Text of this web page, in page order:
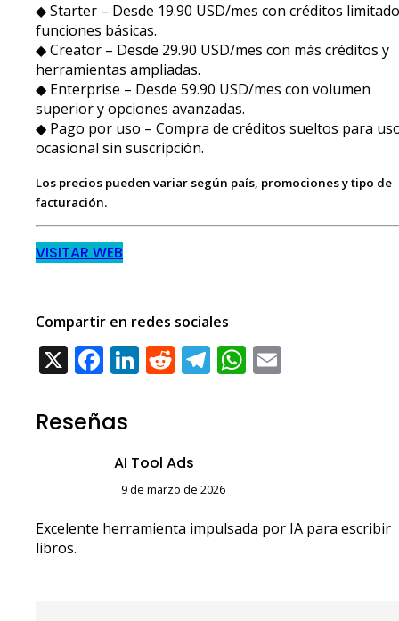
◆ Starter – Desde 19.90 USD/mes con créditos
funciones básicas.
◆ Creator – Desde 29.90 USD/mes con más créditos y
herramientas ampliadas.
◆ Enterprise – Desde 59.90 USD/mes con volumen
superior y opciones avanzadas.
◆ Pago por uso – Compra de créditos sueltos para
ocasional sin suscripción.
Los precios pueden variar según país, promociones y tipo de
facturación.
VISITAR WEB
Compartir en redes sociales
X F
e
o
k
Li
dI
n
R
t
T
m
W
p
Reseñas
AI Tool Ads
9 de marzo de 2026
Excelente herramienta impulsada por IA para escribir
libros.